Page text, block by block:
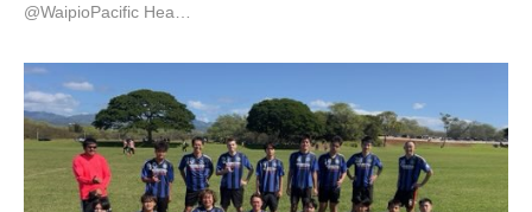
@WaipioPacific Hea…